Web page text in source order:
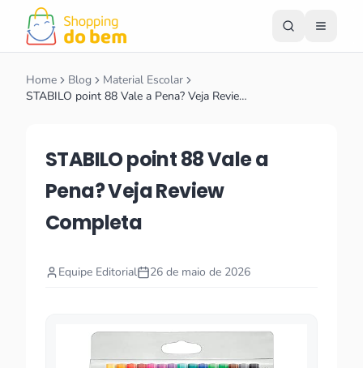
Home Blog
Material Escolar
STABILO point 88 Vale a Pena? Veja Revie…
STABILO point 88 Vale a
Pena? Veja Review
Completa
Equipe Editorial 26 de maio de 2026